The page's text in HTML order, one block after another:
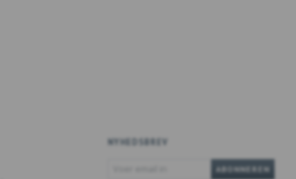
NYHEDSBREV
ABONNEREN